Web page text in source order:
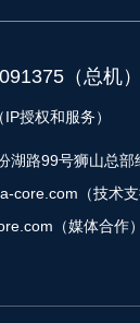
（总机）
授权和服务）
湖路99号狮山总部
core.com（技术支
（媒体合作）